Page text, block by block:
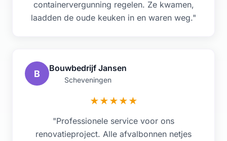
containervergunning regelen. Ze kwamen,
laadden de oude keuken in en waren weg."
B
Bouwbedrijf Jansen
Scheveningen
★★★★★
"Professionele service voor ons
renovatieproject. Alle afvalbonnen netjes